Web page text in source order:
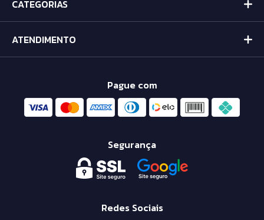
CATEGORIAS
ATENDIMENTO
Pague com
Segurança
Redes Sociais